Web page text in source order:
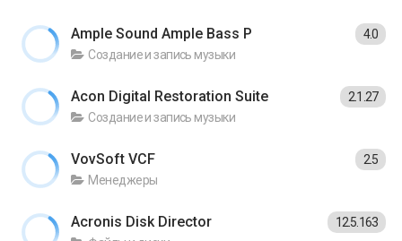
Ample Sound Ample Bass P
Создание и запись музыки
4.0
Acon Digital Restoration Suite
Создание и запись музыки
2.1.27
VovSoft VCF
Менеджеры
2.5
Acronis Disk Director 12.5.163